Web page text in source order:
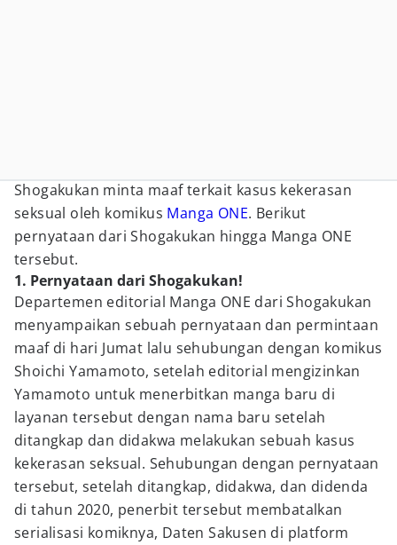
Shogakukan minta maaf terkait kasus kekerasan
seksual oleh komikus Manga ONE. Berikut
pernyataan dari Shogakukan hingga Manga ONE
tersebut.
1. Pernyataan dari Shogakukan!
Departemen editorial Manga ONE dari Shogakukan
menyampaikan sebuah pernyataan dan permintaan
maaf di hari Jumat lalu sehubungan dengan komikus
Shoichi Yamamoto, setelah editorial mengizinkan
Yamamoto untuk menerbitkan manga baru di
layanan tersebut dengan nama baru setelah
ditangkap dan didakwa melakukan sebuah kasus
kekerasan seksual. Sehubungan dengan pernyataan
tersebut, setelah ditangkap, didakwa, dan didenda
di tahun 2020, penerbit tersebut membatalkan
serialisasi komiknya, Daten Sakusen di platform